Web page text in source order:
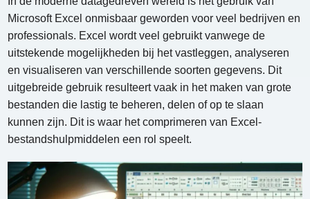
Microsoft Excel onmisbaar geworden voor veel bedrijven en
professionals. Excel wordt veel gebruikt vanwege de
uitstekende mogelijkheden bij het vastleggen, analyseren
en visualiseren van verschillende soorten gegevens. Dit
uitgebreide gebruik resulteert vaak in het maken van grote
bestanden die lastig te beheren, delen of op te slaan
kunnen zijn. Dit is waar het comprimeren van Excel-
bestandshulpmiddelen een rol speelt.